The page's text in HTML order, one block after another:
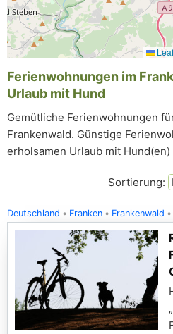
Ferienwohnungen im
Urlaub mit Hund
Gemütliche Ferienwohnungen
Frankenwald. Günstige
erholsamen Urlaub mit
Sortierung:
Deutschland Franken Frankenwald